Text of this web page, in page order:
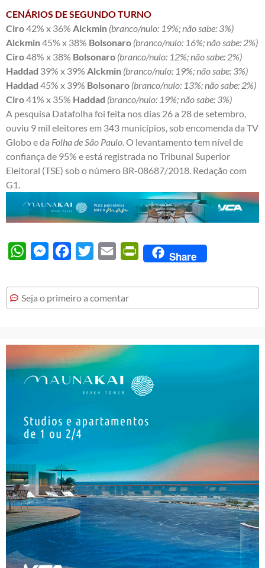
CENÁRIOS DE SEGUNDO TURNO
Ciro42% x 36% Alckmin (branco/nulo: 19%; não sabe: 3%)
Alckmin45% x 38% Bolsonaro (branco/nulo: 16%; não sabe: 2%)
Ciro48% x 38% Bolsonaro (branco/nulo: 12%; não sabe: 2%)
Haddad 39% x 39% Alckmin (branco/nulo: 19%; não sabe: 3%)
Haddad 45% x 39% Bolsonaro (branco/nulo: 13%; não sabe: 2%)
Ciro41% x 35% Haddad (branco/nulo: 19%; não sabe: 3%)
A pesquisa Datafolha foi feita nos dias 26 a 28 de setembro,
ouviu 9 mil eleitores em 343 municípios, sob encomenda da TV
Globo e da Folha de São Paulo . O levantamento tem nível de
confiança de 95% e está registrada no Tribunal Superior
Eleitoral (TSE) sob o número BR-08687/2018. Redação com
G1.
WhatsAppMessengerFacebook
Twitter Email PrintFriendly
Share
Seja o primeiro a comentar